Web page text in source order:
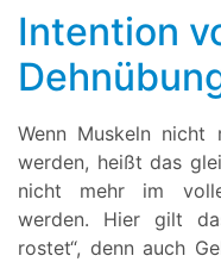
Intention
Wenn Muskeln nicht
werden, heißt das
nicht mehr im
werden. Hier gilt
rostet“, denn auch